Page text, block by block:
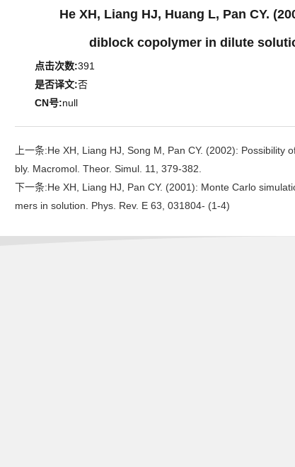
He XH, Liang HJ, Huang L, Pan CY.
diblock copolymer in dilute
点击次数:391
是否译文:否
CN号:null
上一条:He XH, Liang HJ, Song M, Pan CY. (2002):
bly. Macromol. Theor. Simul. 11, 379-382.
下一条:He XH, Liang HJ, Pan CY. (2001): Monte Carlo
mers in solution. Phys. Rev. E 63, 031804- (1-4)